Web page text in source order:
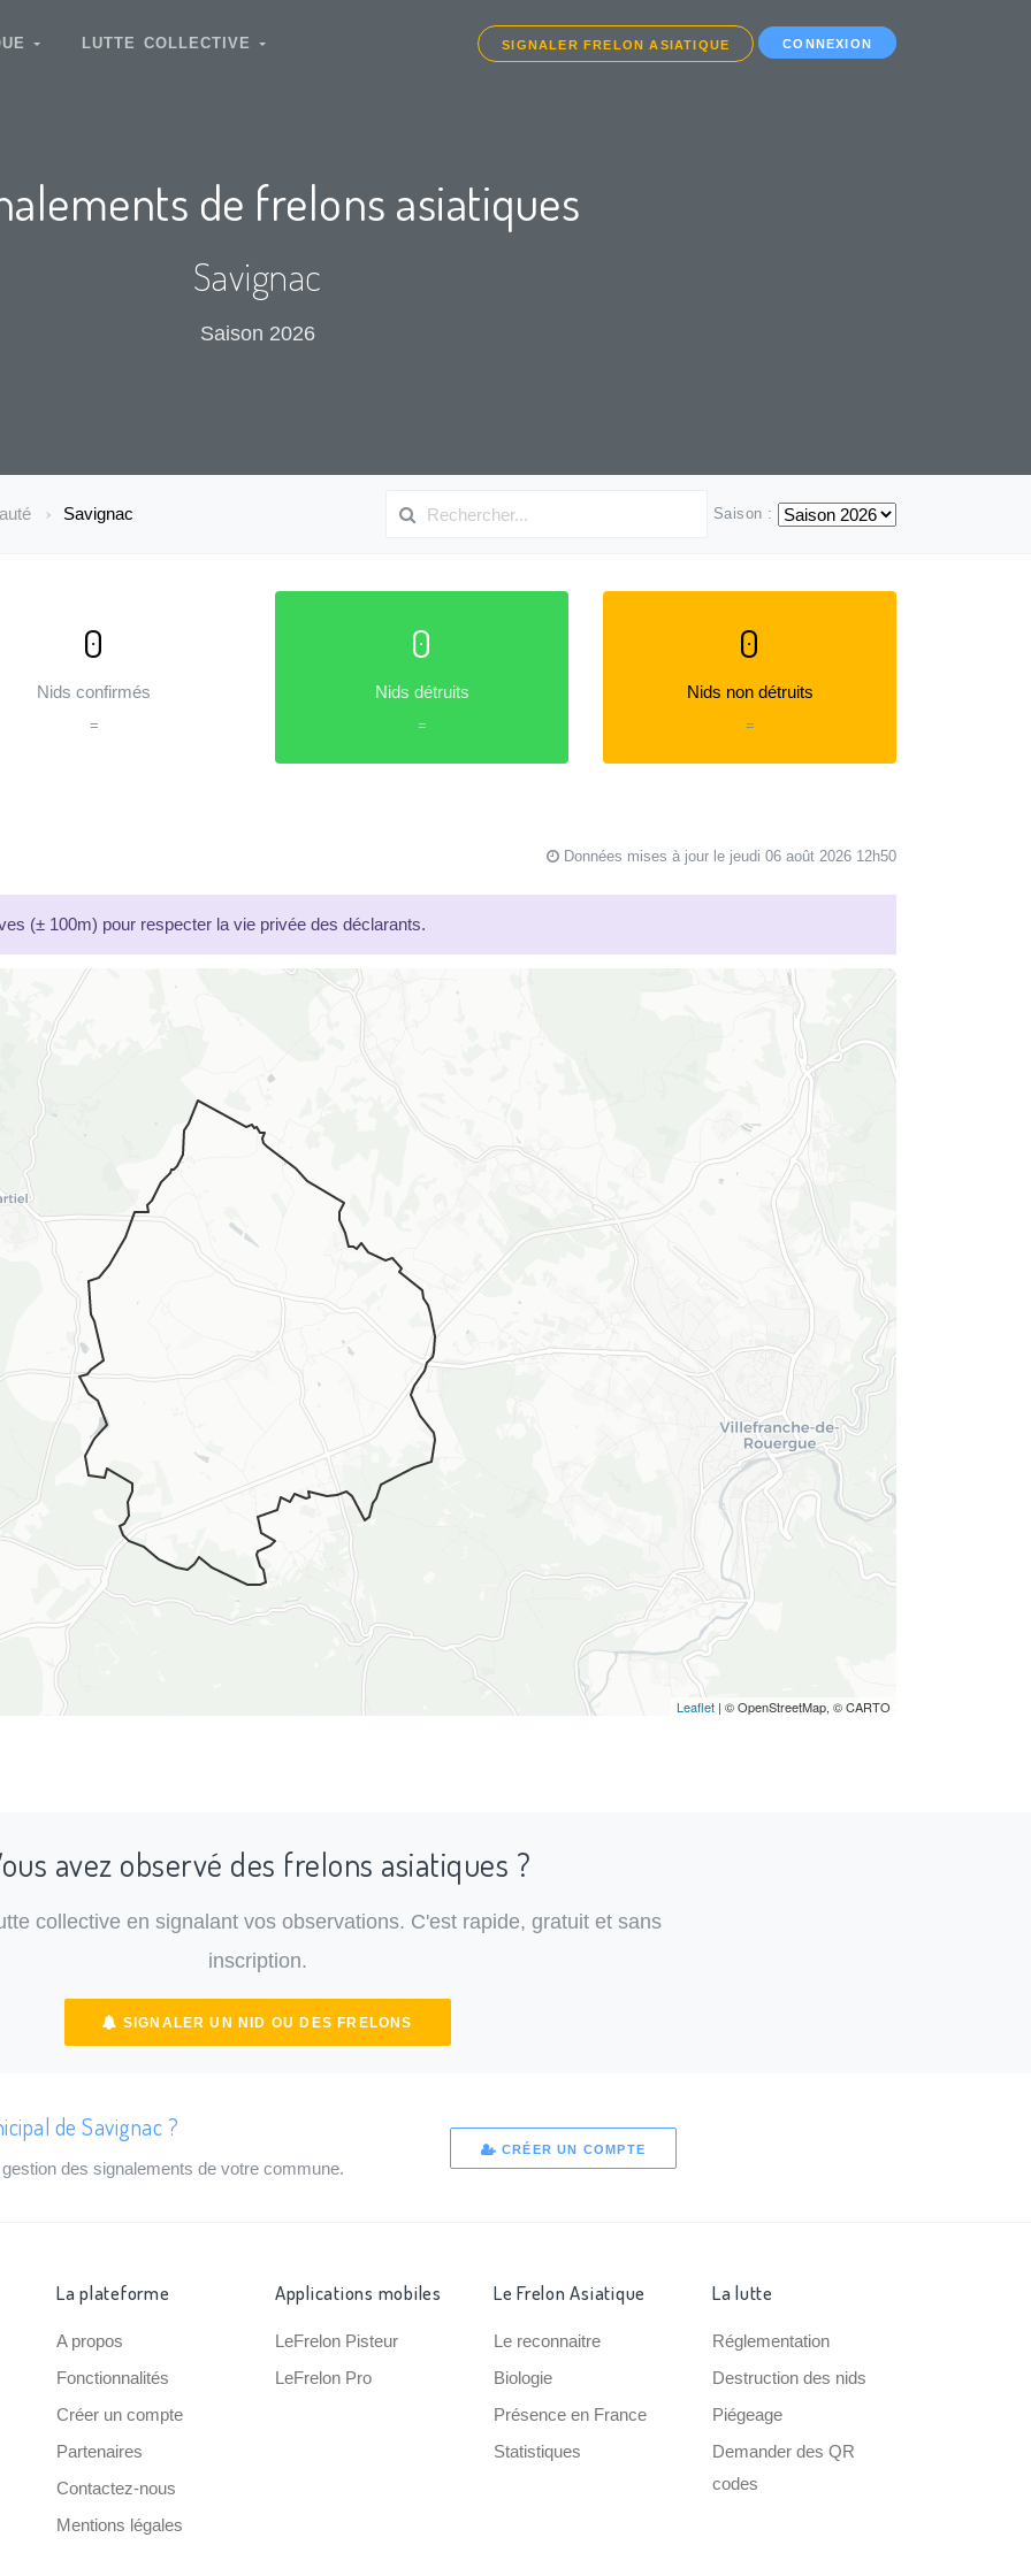
LUTTE COLLECTIVE SIGNALER FRELON ASIATIQUE CONNEXION
de frelons asiatiques
Savignac
Saison 2026
Savignac Saison :
0
Nids confirmés
=
0
Nids détruits
=
0
Nids non détruits
=
Données mises à jour le jeudi 06 août 2026 12h50
(± 100m) pour respecter la vie privée des déclarants.
Leaflet | © OpenStreetMap, © CARTO
avez observé des frelons asiatiques ?
collective en signalant vos observations. C'est rapide, gratuit et sans
inscription.
SIGNALER UN NID OU DES FRELONS
de Savignac ?
des signalements de votre commune.
CRÉER UN COMPTE
La plateforme
A propos
Fonctionnalités
Créer un compte
Partenaires
Contactez-nous
Mentions légales
Applications mobiles
LeFrelon Pisteur
LeFrelon Pro
Le Frelon Asiatique
Le reconnaitre
Biologie
Présence en France
Statistiques
La lutte
Réglementation
Destruction des nids
Piégeage
Demander des QR
codes